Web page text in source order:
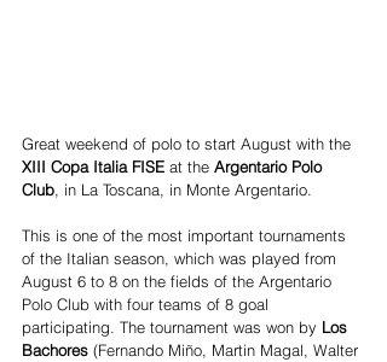
Great weekend of polo to start August with the
XIII Copa Italia FISE at the Argentario Polo
Club, in La Toscana, in Monte Argentario.
This is one of the most important tournaments
of the Italian season, which was played from
August 6 to 8 on the fields of the Argentario
Polo Club with four teams of 8 goal
participating. The tournament was won by Los
Bachores (Fernando Miño, Martin Magal, Walter